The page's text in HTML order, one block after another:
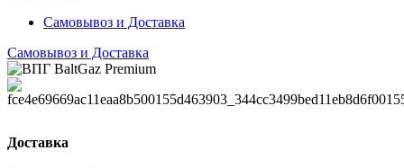
Самовывоз и Доставка
Самовывоз и Доставка
Доставка